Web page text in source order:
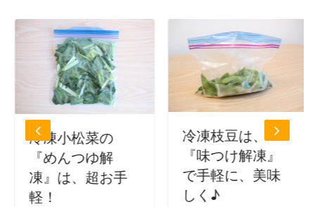
冷凍小松菜の
『めんつゆ解
凍』は、超お手
軽！
冷凍枝豆は、
『味つけ解凍』
で手軽に、美味
しく♪